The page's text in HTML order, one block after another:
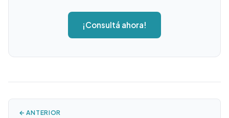
¡Consultá ahora!
← ANTERIOR